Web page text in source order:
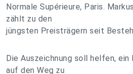
Normale Supérieure, Paris.
zählt zu den
jüngsten Preisträgern seit
Die Auszeichnung soll helfen, ein
auf den Weg zu